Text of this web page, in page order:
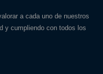
a cada uno de nuestros
y cumpliendo con todos los